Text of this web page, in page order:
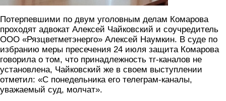
Потерпевшими по двум уголовным делам Комарова
проходят адвокат Алексей Чайковский и соучредитель
ООО «Рязцветметэнерго» Алексей Наумкин. В суде по
избранию меры пресечения 24 июля защита Комарова
говорила о том, что принадлежность тг-каналов не
установлена, Чайковский же в своем выступлении
отметил: «С понедельника его телеграм-каналы,
уважаемый суд, молчат».